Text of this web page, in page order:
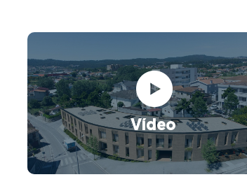
Vídeo